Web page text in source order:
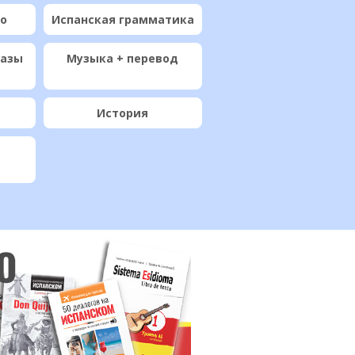
Испанская грамматика
Музыка + перевод
История